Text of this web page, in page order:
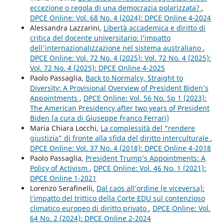
eccezione o regola di una democrazia polarizzata? ,
DPCE Online: Vol. 68 No. 4 (2024): DPCE Online 4-2024
Alessandra Lazzarini, Libertà accademica e diritto di
critica del docente universitario: l’impatto
dell'internazionalizzazione nel sistema australiano ,
DPCE Online: Vol. 72 No. 4 (2025): Vol. 72 No. 4 (2025):
Vol. 72 No. 4 (2025): DPCE Online 4-2025
Paolo Passaglia, Back to Normalcy, Straight to
Diversity: A Provisional Overview of President Biden’s
Appointments , DPCE Online: Vol. 56 No. Sp 1 (2023):
The American Presidency after two years of President
Biden (a cura di Giuseppe Franco Ferrari)
Maria Chiara Locchi, La complessità del “rendere
giustizia” di fronte alla sfida del diritto interculturale ,
DPCE Online: Vol. 37 No. 4 (2018): DPCE Online 4-2018
Paolo Passaglia, President Trump’s Appointments: A
Policy of Activism , DPCE Online: Vol. 46 No. 1 (2021):
DPCE Online 1-2021
Lorenzo Serafinelli, Dal caos all’ordine (e viceversa):
l’impatto del trittico della Corte EDU sul contenzioso
climatico europeo di diritto privato , DPCE Online: Vol.
64 No. 2 (2024): DPCE Online 2-2024